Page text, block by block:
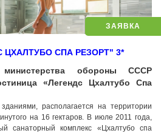
ЗАЯВКА
+995 555 63 29
ЦХАЛТУБО СПА РЕЗОРТ" 3*
обороны СССР
«Легендс Цхалтубо Спа
располагается на территории
на 16 гектаров. В июле 2011 года,
санаторный комплекс «Цхалтубо спа